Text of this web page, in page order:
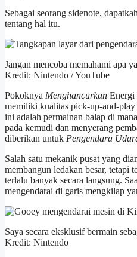
Sebagai seorang sidenote,
tentang hal itu.
Jangan mencoba memahami apa
Kredit: Nintendo / YouTube
Pokoknya Menghancurkan Energi
memiliki kualitas pick-up-and-play
ini adalah permainan balap di
pada kemudi dan menyerang
diberikan untuk Pengendara
Salah satu mekanik pusat yang
membangun ledakan besar, tetapi
terlalu banyak secara langsung.
mengendarai di garis mengkilap
Saya secara eksklusif bermain
Kredit: Nintendo